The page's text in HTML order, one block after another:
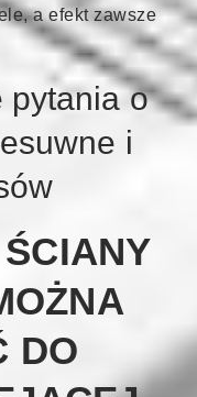
a efekt zawsze
pytania o
i
DO